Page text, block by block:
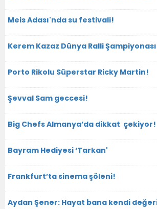
Meis Adası'nda su festivali!
Kerem Kazaz Dünya Ralli
Porto Rikolu Süperstar Ricky Martin!
Şevval Sam geccesi!
Big Chefs Almanya’da dikkat çekiyor!
Bayram Hediyesi ‘Tarkan'
Frankfurt’ta sinema şöleni!
Aydan Şener: Hayat bana kendi